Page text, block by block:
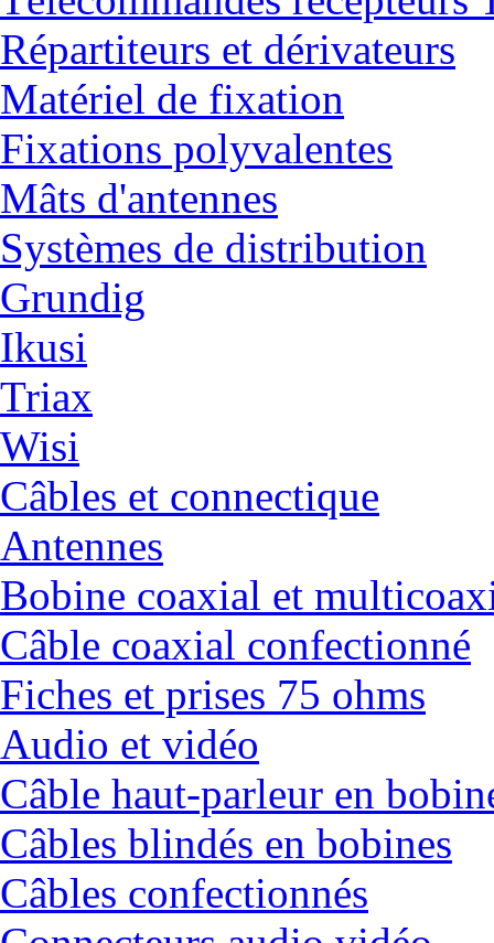
Répartiteurs et dérivateurs
Matériel de fixation
Fixations polyvalentes
Mâts d'antennes
Systèmes de distribution
Grundig
Ikusi
Triax
Wisi
Câbles et connectique
Antennes
Bobine coaxial et
Câble coaxial confectionné
Fiches et prises 75 ohms
Audio et vidéo
Câble haut-parleur en
Câbles blindés en bobines
Câbles confectionnés